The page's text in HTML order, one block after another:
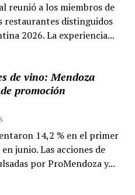
reunió a los miembros de
restaurantes distinguidos
2026. La experiencia...
de vino: Mendoza
promoción
14,2 % en el primer
junio. Las acciones de
por ProMendoza y...